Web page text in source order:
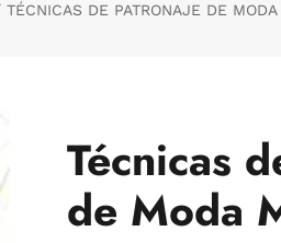
TÉCNICAS DE PATRONAJE DE
Técnicas
de Moda